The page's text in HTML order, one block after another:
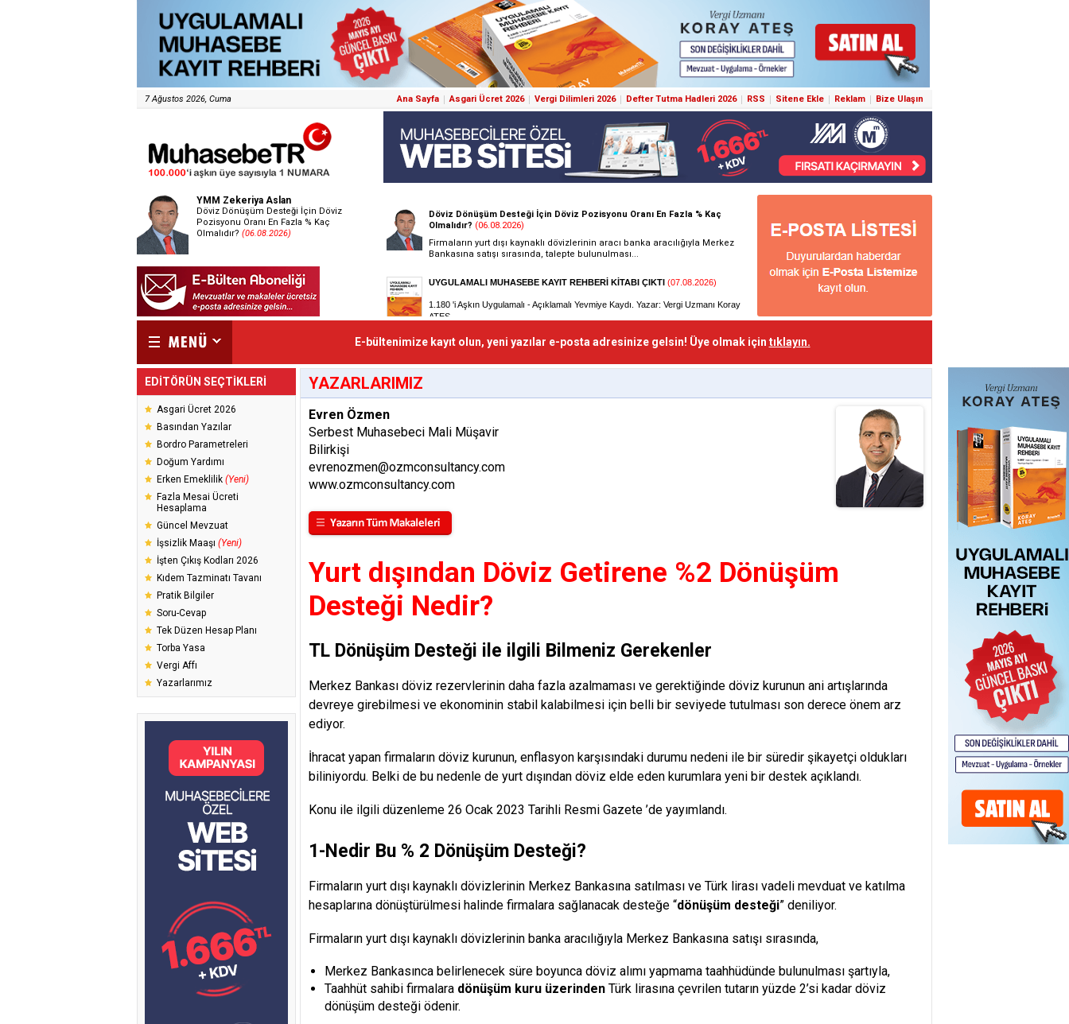
7 Ağustos 2026, Cuma Ana Sayfa Asgari Ücret 2026 Vergi Dilimleri 2026 Defter Tutma Hadleri 2026 RSS Sitene Ekle Reklam Bize Ulaşın
YMM Zekeriya Aslan
Döviz Dönüşüm Desteği İçin Döviz
Pozisyonu Oranı En Fazla % Kaç
Olmalıdır? (06.08.2026)
E-bültenimize kayıt olun, yeni yazılar e-posta adresinize gelsin! Üye olmak için tıklayın.
EDİTÖRÜN SEÇTİKLERİ
Asgari Ücret 2026
Basından Yazılar
Bordro Parametreleri
Doğum Yardımı
Erken Emeklilik (Yeni)
Fazla Mesai Ücreti
Hesaplama
Güncel Mevzuat
İşsizlik Maaşı (Yeni)
İşten Çıkış Kodları 2026
Kıdem Tazminatı Tavanı
Pratik Bilgiler
Soru-Cevap
Tek Düzen Hesap Planı
Torba Yasa
Vergi Affı
Yazarlarımız
YAZARLARIMIZ
Evren Özmen
Serbest Muhasebeci Mali Müşavir
Bilirkişi
evrenozmen@ozmconsultancy.com
www.ozmconsultancy.com
Yurt dışından Döviz Getirene %2 Dönüşüm
Desteği Nedir?
TL Dönüşüm Desteği ile ilgili Bilmeniz Gerekenler
Merkez Bankası döviz rezervlerinin daha fazla azalmaması ve gerektiğinde döviz kurunun ani artışlarında
devreye girebilmesi ve ekonominin stabil kalabilmesi için belli bir seviyede tutulması son derece önem arz
ediyor.
İhracat yapan firmaların döviz kurunun, enflasyon karşısındaki durumu nedeni ile bir süredir şikayetçi oldukları
biliniyordu. Belki de bu nedenle de yurt dışından döviz elde eden kurumlara yeni bir destek açıklandı.
Konu ile ilgili düzenleme 26 Ocak 2023 Tarihli Resmi Gazete ’de yayımlandı.
1-Nedir Bu % 2 Dönüşüm Desteği?
Firmaların yurt dışı kaynaklı dövizlerinin Merkez Bankasına satılması ve Türk lirası vadeli mevduat ve katılma
hesaplarına dönüştürülmesi halinde firmalara sağlanacak desteğe “dönüşüm desteği” deniliyor.
Firmaların yurt dışı kaynaklı dövizlerinin banka aracılığıyla Merkez Bankasına satışı sırasında,
Merkez Bankasınca belirlenecek süre boyunca döviz alımı yapmama taahhüdünde bulunulması şartıyla,
Taahhüt sahibi firmalara dönüşüm kuru üzerinden Türk lirasına çevrilen tutarın yüzde 2’si kadar döviz
dönüşüm desteği ödenir.